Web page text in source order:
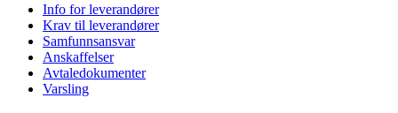
Info for leverandører
Krav til leverandører
Samfunnsansvar
Anskaffelser
Avtaledokumenter
Varsling